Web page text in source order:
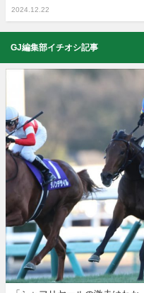
2024.12.22
GJ編集部イチオシ記事